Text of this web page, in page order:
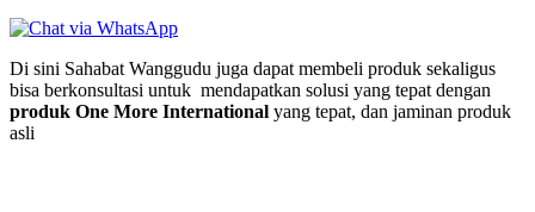
Di sini Sahabat Wanggudu juga dapat membeli produk sekaligus
bisa berkonsultasi untuk mendapatkan solusi yang tepat dengan
produk One More International yang tepat, dan jaminan produk
asli